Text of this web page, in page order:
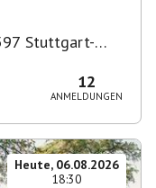
Stuttgart-
12
ANMELDUNGEN
Heute, 06.08.2026
18:30